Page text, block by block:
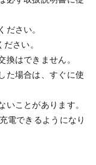
ださい。
さい。
換はできません。
た場合は、すぐに使
いことがあります。
電できるようになり